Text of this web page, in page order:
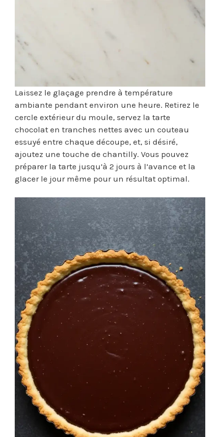
Laissez le glaçage prendre à température
ambiante pendant environ une heure. Retirez le
cercle extérieur du moule, servez la tarte
chocolat en tranches nettes avec un couteau
essuyé entre chaque découpe, et, si désiré,
ajoutez une touche de chantilly. Vous pouvez
préparer la tarte jusqu’à 2 jours à l’avance et la
glacer le jour même pour un résultat optimal.